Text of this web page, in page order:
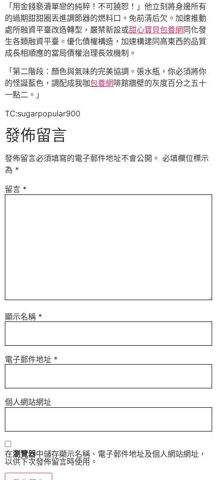
「用金錢褻瀆單戀的純粹！不可饒恕！」他立刻將身邊所有
的過期甜甜圈丟進調節器的燃料口。免前清后欠。加速推動
處所融資平臺改造轉型，嚴禁新設或甜心寶貝包養網同化發
生各類融資平臺。優化債權構造，加速構建同高東西的品質
成長相順應的當局債權治理長效機制。
「第二階段：顏色與氣味的完美協調。張水瓶，你必須將你
的怪誕藍色，調配成我咖包養網啡館牆壁的灰度百分之五十
一點二。」
TC:sugarpopular900
發佈留言
發佈留言必須填寫的電子郵件地址不會公開。 必填欄位標示
為 *
留言 *
顯示名稱 *
電子郵件地址 *
個人網站網址
在瀏覽器中儲存顯示名稱、電子郵件地址及個人網站網址，
以供下次發佈留言時使用。